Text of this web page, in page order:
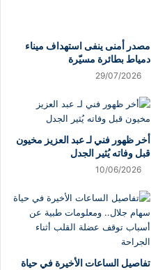
مصدر أمنى ينفى استهداف ميناء
دمياط بطائرة مسيّرة
29/07/2026
أخر ظهور فني لـ عبد العزيز مخيون
قبل وفاته يُثير الجدل
10/06/2026
تفاصيل الساعات الأخيرة في حياة